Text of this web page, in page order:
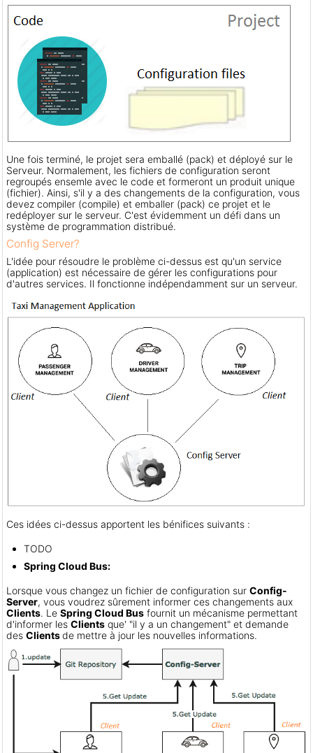
Une fois terminé, le projet sera emballé (pack) et déployé sur le
Serveur. Normalement, les fichiers de configuration seront
regroupés ensemle avec le code et formeront un produit unique
(fichier). Ainsi, s'il y a des changements de la configuration, vous
devez compiler (compile) et emballer (pack) ce projet et le
redéployer sur le serveur. C'est évidemment un défi dans un
système de programmation distribué.
Config Server?
L'idée pour résoudre le problème ci-dessus est qu'un service
(application) est nécessaire de gérer les configurations pour
d'autres services. Il fonctionne indépendamment sur un serveur.
Ces idées ci-dessus apportent les bénifices suivants :
TODO
Spring Cloud Bus:
Lorsque vous changez un fichier de configuration sur Config-
Server, vous voudrez sûrement informer ces changements aux
Clients. Le Spring Cloud Bus fournit un mécanisme permettant
d'informer les Clients que' "il y a un changement" et demande
des Clientsde mettre à jour les nouvelles informations.